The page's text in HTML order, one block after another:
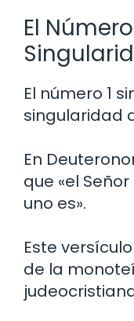
El
El número 1
singularidad
En
que «el
uno es».
Este
de la